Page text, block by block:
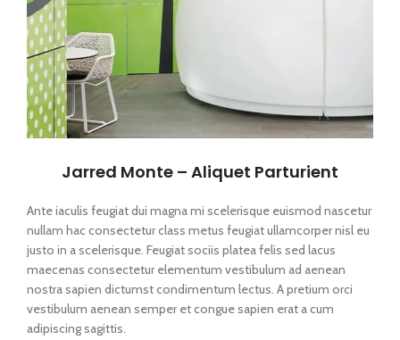
Jarred Monte – Aliquet Parturient
Ante iaculis feugiat dui magna mi scelerisque euismod nascetur
nullam hac consectetur class metus feugiat ullamcorper nisl eu
justo in a scelerisque. Feugiat sociis platea felis sed lacus
maecenas consectetur elementum vestibulum ad aenean
nostra sapien dictumst condimentum lectus. A pretium orci
vestibulum aenean semper et congue sapien erat a cum
adipiscing sagittis.